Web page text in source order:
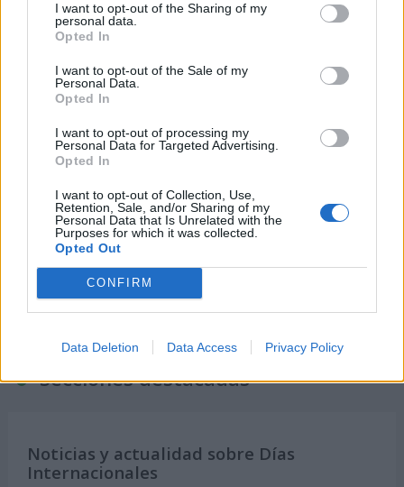
I want to opt-out of the Sharing of my
personal data.
Opted In
I want to opt-out of the Sale of my
Personal Data.
Opted In
I want to opt-out of processing my
Personal Data for Targeted Advertising.
Opted In
I want to opt-out of Collection, Use,
Retention, Sale, and/or Sharing of my
Personal Data that Is Unrelated with the
Purposes for which it was collected.
Opted Out
CONFIRM
Data Deletion Data Access Privacy Policy
Severa o Síndrome de Fatiga
Crónica
8 de agosto de 2026
Secciones destacadas
Noticias y actualidad sobre Días
Internacionales